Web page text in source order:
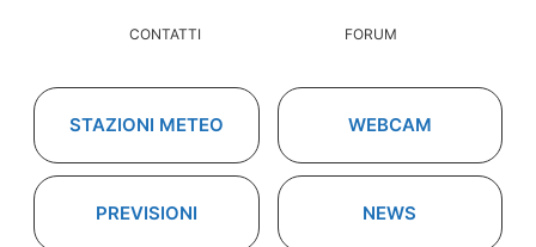
CONTATTI FORUM
STAZIONI METEO WEBCAM
PREVISIONI NEWS